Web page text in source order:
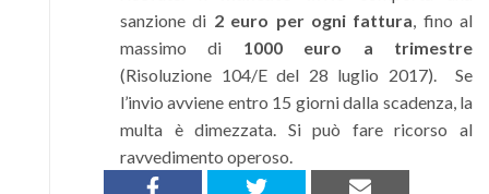
sanzione di 2 euro per ogni fattura, fino al
massimo di 1000 euro a trimestre
(Risoluzione 104/E del 28 luglio 2017). Se
l’invio avviene entro 15 giorni dalla scadenza, la
multa è dimezzata. Si può fare ricorso al
ravvedimento operoso.